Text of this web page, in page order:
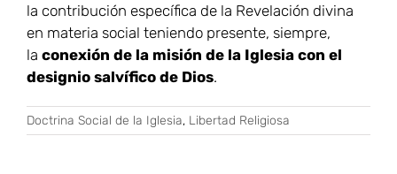
la contribución específica de la Revelación divina
en materia social teniendo presente, siempre,
la conexión de la misión de la Iglesia con el
designio salvífico de Dios.
Doctrina Social de la Iglesia, Libertad Religiosa